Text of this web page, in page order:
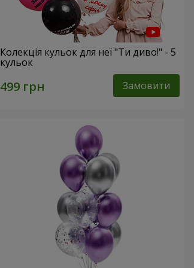
Колекція кульок для неї "Ти диво!" - 5
кульок
Замовити